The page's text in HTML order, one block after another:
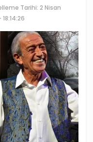
Tarihi: 2 Nisan